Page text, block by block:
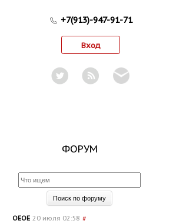
+7(913)-947-91-71
Вход
ФОРУМ
OEOE 20 июля 02:58 #